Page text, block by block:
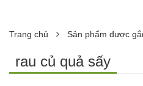
Trang chủ Sản phẩm được
rau củ quả sấy